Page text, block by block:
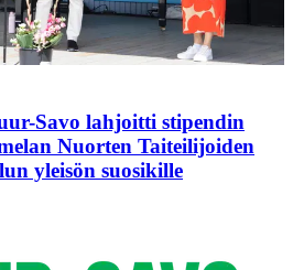
Savo lahjoitti stipendin
Nuorten Taiteilijoiden
yleisön suosikille